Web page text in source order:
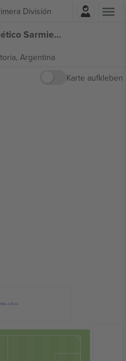
División
Einloggen
Club Atlético Tigre vs Club Atlético Sarmiento Argentine Primera División tickets
Argentina
Karte aufkleben
LOCAL